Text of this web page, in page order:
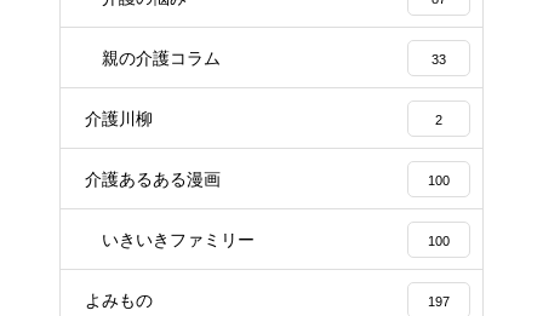
親の介護コラム 33
介護川柳 2
介護あるある漫画 100
いきいきファミリー 100
よみもの 197